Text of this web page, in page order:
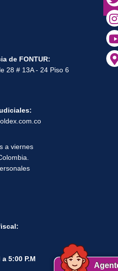
de FONTUR:
28 # 13A - 24 Piso 6
a viernes
5:00 P.M